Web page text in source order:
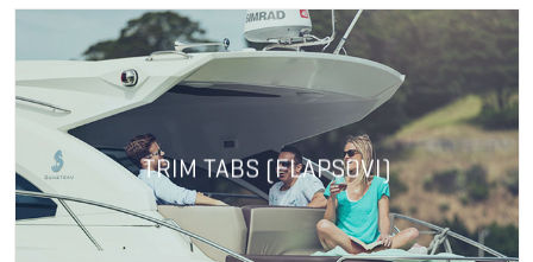
TRIM TABS (FLAPSOVI)